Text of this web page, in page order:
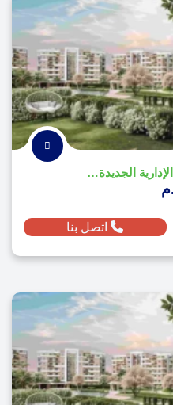
كمبوند ريفر ديستريكت العاصمة الإدارية الجديدة - River District
اتصل بنا